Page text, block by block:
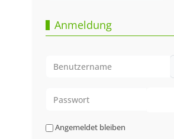
Anmeldung
Angemeldet bleiben